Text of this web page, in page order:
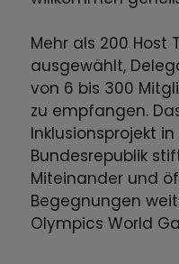
Mehr als 200 Host
ausgewählt,
von 6 bis 300
zu empfangen.
Inklusionsprojekt
Bundesrepublik
Miteinander und
Begegnungen
Olympics World